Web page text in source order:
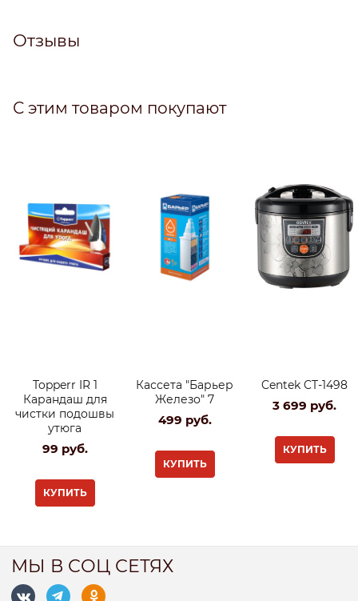
Отзывы
С этим товаром покупают
Topperr IR 1
Карандаш для
чистки подошвы
утюга
99 руб.
КУПИТЬ
Кассета "Барьер
Железо" 7
499 руб.
КУПИТЬ
Centek CT-1498
3 699 руб.
КУПИТЬ
МЫ В СОЦ СЕТЯХ